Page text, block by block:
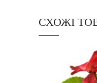
СХОЖІ